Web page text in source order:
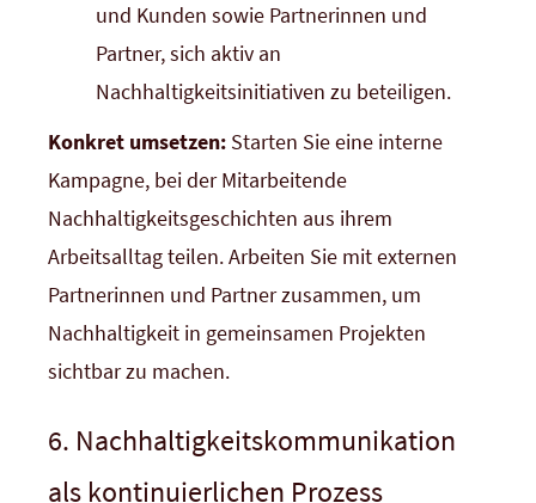
und Kunden sowie Partnerinnen und
Partner, sich aktiv an
Nachhaltigkeitsinitiativen zu beteiligen.
Konkret umsetzen: Starten Sie eine interne
Kampagne, bei der Mitarbeitende
Nachhaltigkeitsgeschichten aus ihrem
Arbeitsalltag teilen. Arbeiten Sie mit externen
Partnerinnen und Partner zusammen, um
Nachhaltigkeit in gemeinsamen Projekten
sichtbar zu machen.
6. Nachhaltigkeitskommunikation
als kontinuierlichen Prozess